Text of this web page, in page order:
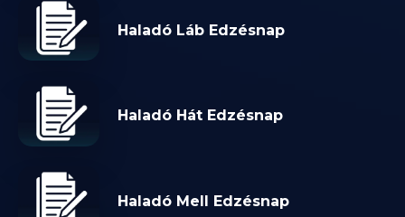
Haladó Láb Edzésnap
Haladó Hát Edzésnap
Haladó Mell Edzésnap